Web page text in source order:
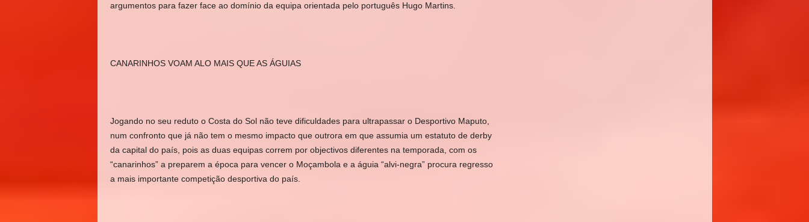
argumentos para fazer face ao domínio da equipa orientada pelo português Hugo Martins.
CANARINHOS VOAM ALO MAIS QUE AS ÁGUIAS
Jogando no seu reduto o Costa do Sol não teve dificuldades para ultrapassar o Desportivo Maputo,
num confronto que já não tem o mesmo impacto que outrora em que assumia um estatuto de derby
da capital do país, pois as duas equipas correm por objectivos diferentes na temporada, com os
“canarinhos” a preparem a época para vencer o Moçambola e a águia “alvi-negra” procura regresso
a mais importante competição desportiva do país.